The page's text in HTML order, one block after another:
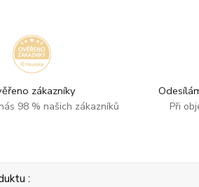
zákazníky
98 % našich zákazníků Při
: